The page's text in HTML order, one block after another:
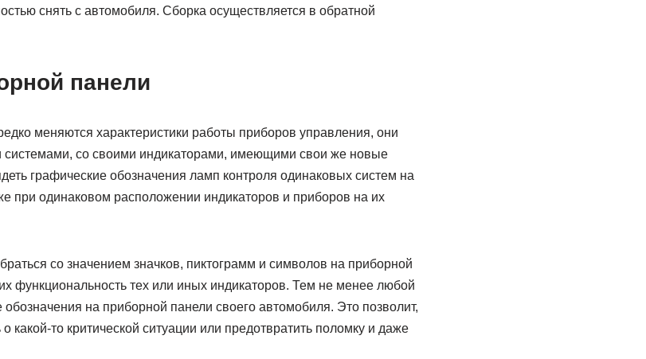
снять с автомобиля. Сборка осуществляется в обратной
панели
меняются характеристики работы приборов управления, они
со своими индикаторами, имеющими свои же новые
графические обозначения ламп контроля одинаковых систем на
при одинаковом расположении индикаторов и приборов на их
со значением значков, пиктограмм и символов на приборной
функциональность тех или иных индикаторов. Тем не менее любой
обозначения на приборной панели своего автомобиля. Это позволит,
какой-то критической ситуации или предотвратить поломку и даже